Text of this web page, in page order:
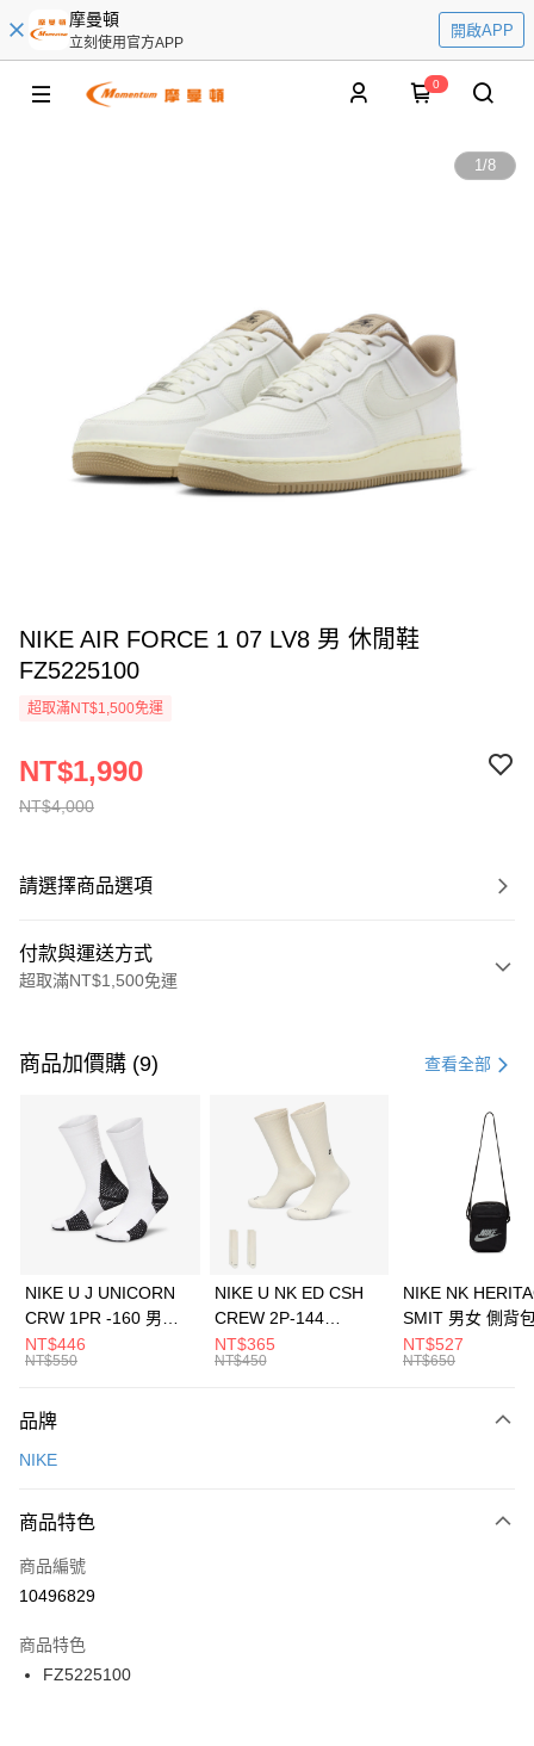
摩曼頓
立刻使用官方APP
開啟APP
0
1/8
NIKE AIR FORCE 1 07 LV8 男 休閒鞋
FZ5225100
超取滿NT$1,500免運
NT$4,000
NT$1,990
請選擇商品選項
付款與運送方式
超取滿NT$1,500免運
信用卡一次付款
3 期 0 利率 每期 21家銀行
合作金庫商業銀行
第一商業銀行
華南商業銀行
彰化商業銀行
上海商業儲蓄銀行
元大商業銀行
台灣樂天信用卡公司
Apple Pay
全盈+PAY
AFTEE先享後付
【關於「AFTEE先享後付」】
便利好安心！
３．安心：先確認商品／服務後，再付款。
【「AFTEE先享後付」結帳流程】
１．於結帳方式選擇「AFTEE先享後付」後，將跳轉至「AFTEE先享後付」
２．訂單成立數日內，您將收到繳費通知簡訊。
３．收到繳費通知簡訊後14天內，點擊此簡訊中的連結，可透過四大超商／
ATM／網路銀行／等多元方式進行付款，方視為交易完成。
運送方式
每筆NT$100，滿NT$1,500(含以上)免運費
宅配
每筆NT$100，滿NT$1,500(含以上)免運費
付款後門市自取
每筆NT$100，滿NT$1,500(含以上)免運費
商品加價購 (9) 查看全部
NIKE U J UNICORN
CRW 1PR -160 男女
中統襪 FZ3393100
NT$446
NT$550
NIKE U NK ED CSH
CREW 2P-144
EMBRDY 男女 短統襪
FZ3073133
NT$365
NT$450
NIKE NK
SMIT 男女 側背
BA5871010
NT$527
NT$650
品牌
NIKE
商品特色
商品編號
10496829
商品特色
FZ5225100